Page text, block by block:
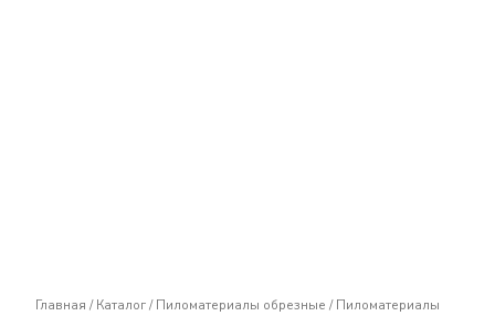
Главная /Каталог/Пиломатериалы обрезные /Пиломатериалы